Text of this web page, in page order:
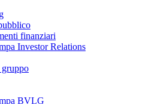
finanziari
Investor Relations
BVLG